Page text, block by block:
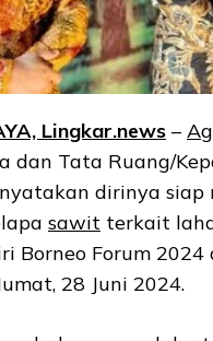
Lingkar.news –
dan Tata Ruang/
dirinya
sawit terkait
Borneo Forum
28 Juni 2024.